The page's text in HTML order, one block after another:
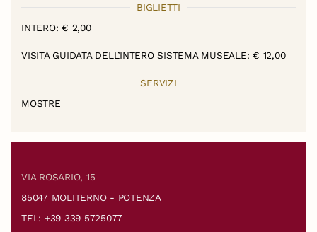
BIGLIETTI
INTERO: € 2,00
VISITA GUIDATA DELL’INTERO SISTEMA MUSEALE: € 12,00
SERVIZI
MOSTRE
VIA ROSARIO, 15
85047 MOLITERNO - POTENZA
TEL: +39 339 5725077